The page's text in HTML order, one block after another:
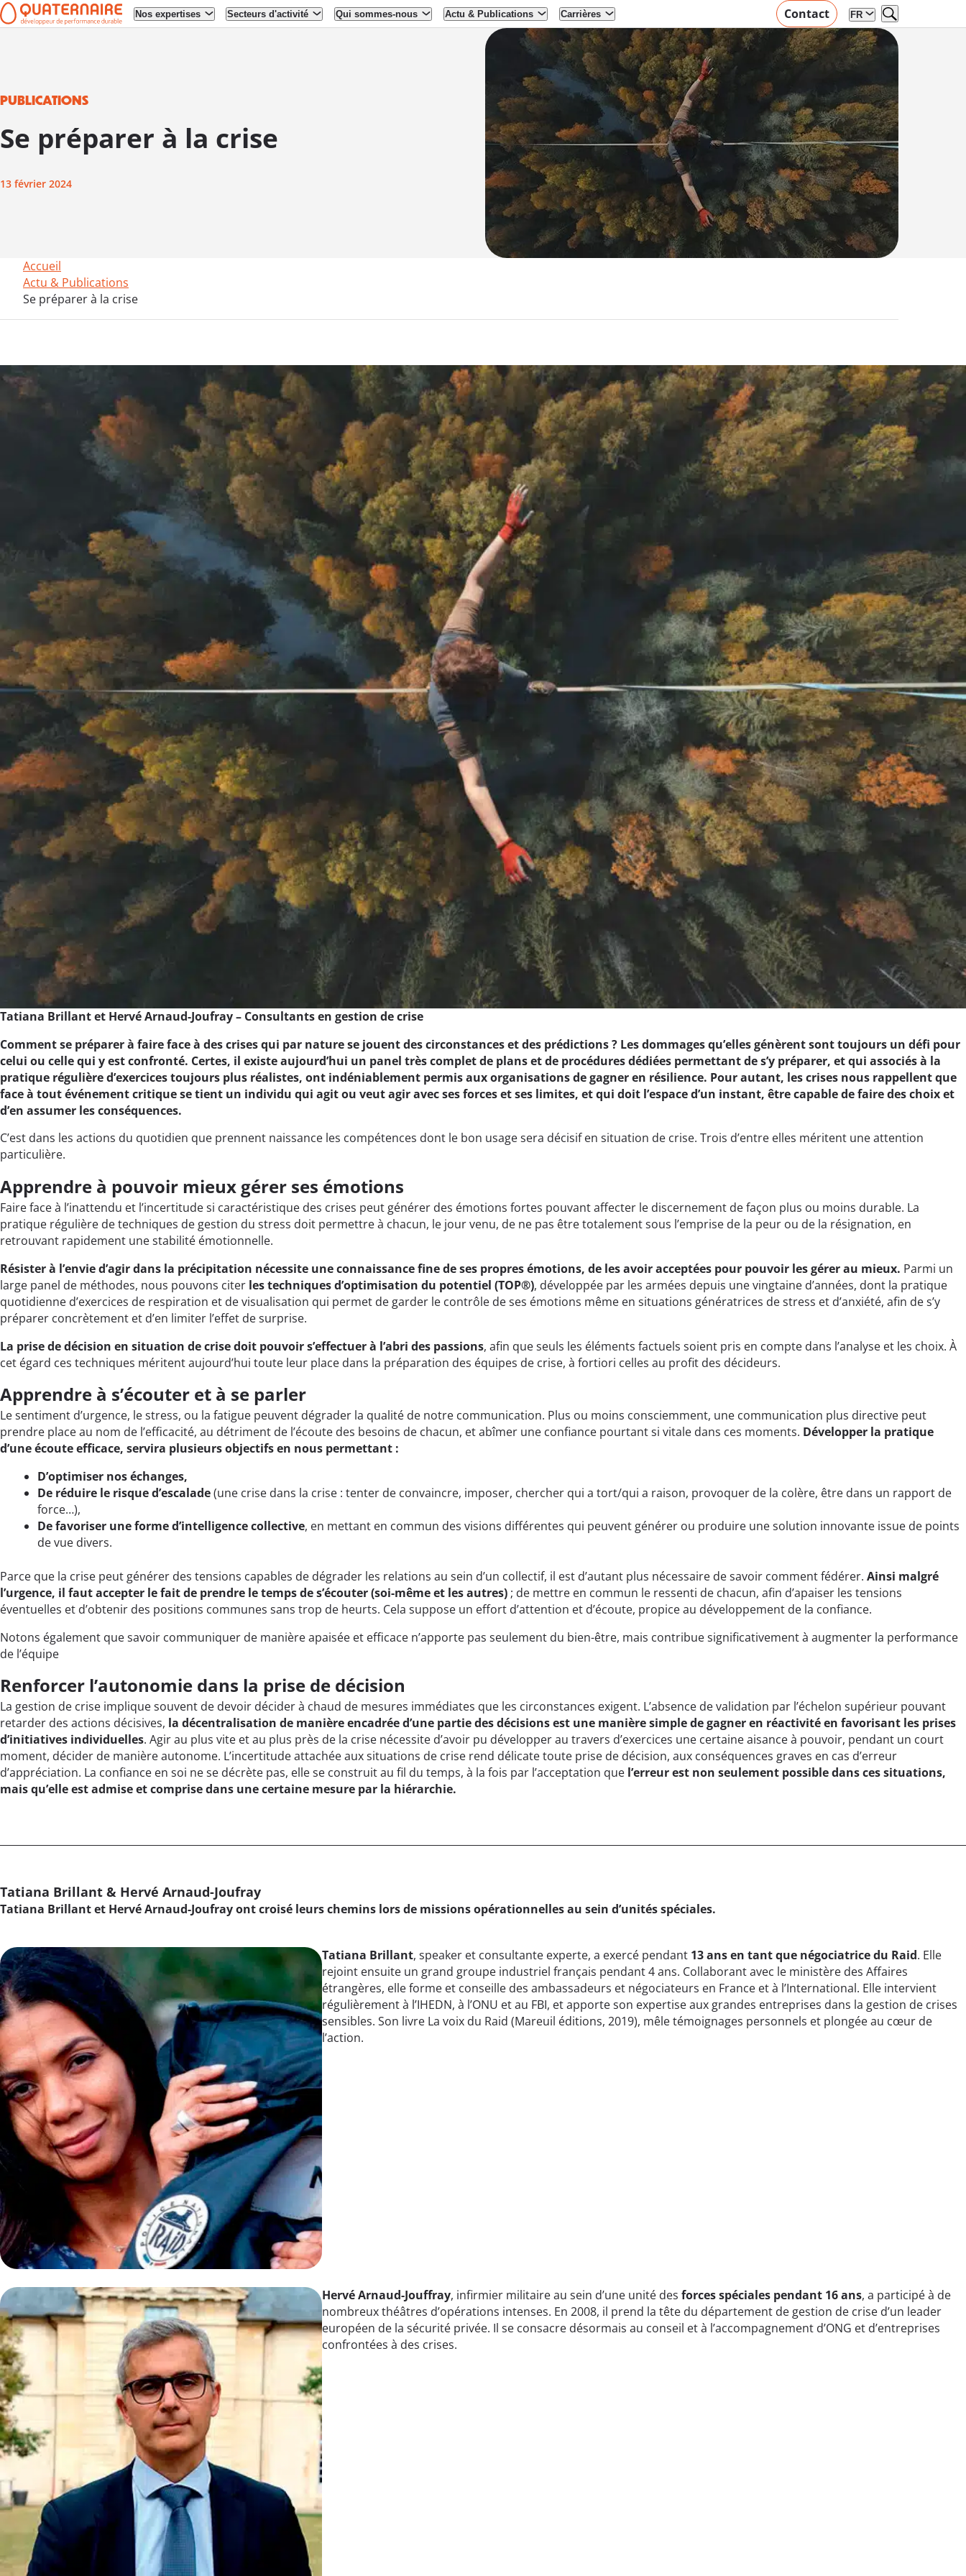
Aller à la
Aller au
Nos expertises Secteurs d'activité Qui sommes-nous Actu & Publications Carrières Contact FR
PUBLICATIONS
Se préparer à la crise
13 février 2024
Accueil
Actu & Publications
Se préparer à la crise
Tatiana Brillant et Hervé Arnaud-Joufray – Consultants en gestion de crise
Comment se préparer à faire face à des crises qui par nature se jouent des circonstances et des prédictions ? Les dommages qu’elles génèrent sont toujours un défi pour
celui ou celle qui y est confronté. Certes, il existe aujourd’hui un panel très complet de plans et de procédures dédiées permettant de s’y préparer, et qui associés à la
pratique régulière d’exercices toujours plus réalistes, ont indéniablement permis aux organisations de gagner en résilience. Pour autant, les crises nous rappellent que
face à tout événement critique se tient un individu qui agit ou veut agir avec ses forces et ses limites, et qui doit l’espace d’un instant, être capable de faire des choix et
d’en assumer les conséquences.
C’est dans les actions du quotidien que prennent naissance les compétences dont le bon usage sera décisif en situation de crise. Trois d’entre elles méritent une attention
particulière.
Apprendre à pouvoir mieux gérer ses émotions
Faire face à l’inattendu et l’incertitude si caractéristique des crises peut générer des émotions fortes pouvant affecter le discernement de façon plus ou moins durable. La
pratique régulière de techniques de gestion du stress doit permettre à chacun, le jour venu, de ne pas être totalement sous l’emprise de la peur ou de la résignation, en
retrouvant rapidement une stabilité émotionnelle.
Résister à l’envie d’agir dans la précipitation nécessite une connaissance fine de ses propres émotions, de les avoir acceptées pour pouvoir les gérer au mieux. Parmi un
large panel de méthodes, nous pouvons citer les techniques d’optimisation du potentiel (TOP®), développée par les armées depuis une vingtaine d’années, dont la pratique
quotidienne d’exercices de respiration et de visualisation qui permet de garder le contrôle de ses émotions même en situations génératrices de stress et d’anxiété, afin de s’y
préparer concrètement et d’en limiter l’effet de surprise.
La prise de décision en situation de crise doit pouvoir s’effectuer à l’abri des passions, afin que seuls les éléments factuels soient pris en compte dans l’analyse et les choix. À
cet égard ces techniques méritent aujourd’hui toute leur place dans la préparation des équipes de crise, à fortiori celles au profit des décideurs.
Apprendre à s’écouter et à se parler
Le sentiment d’urgence, le stress, ou la fatigue peuvent dégrader la qualité de notre communication. Plus ou moins consciemment, une communication plus directive peut
prendre place au nom de l’efficacité, au détriment de l’écoute des besoins de chacun, et abîmer une confiance pourtant si vitale dans ces moments. Développer la pratique
d’une écoute efficace, servira plusieurs objectifs en nous permettant :
D’optimiser nos échanges,
De réduire le risque d’escalade(une crise dans la crise : tenter de convaincre, imposer, chercher qui a tort/qui a raison, provoquer de la colère, être dans un rapport de
force…),
De favoriser une forme d’intelligence collective, en mettant en commun des visions différentes qui peuvent générer ou produire une solution innovante issue de points
de vue divers.
Parce que la crise peut générer des tensions capables de dégrader les relations au sein d’un collectif, il est d’autant plus nécessaire de savoir comment fédérer. Ainsi malgré
l’urgence, il faut accepter le fait de prendre le temps de s’écouter (soi-même et les autres) ; de mettre en commun le ressenti de chacun, afin d’apaiser les tensions
éventuelles et d’obtenir des positions communes sans trop de heurts. Cela suppose un effort d’attention et d’écoute, propice au développement de la confiance.
Notons également que savoir communiquer de manière apaisée et efficace n’apporte pas seulement du bien-être, mais contribue significativement à augmenter la performance
de l’équipe
Renforcer l’autonomie dans la prise de décision
La gestion de crise implique souvent de devoir décider à chaud de mesures immédiates que les circonstances exigent. L’absence de validation par l’échelon supérieur pouvant
retarder des actions décisives, la décentralisation de manière encadrée d’une partie des décisions est une manière simple de gagner en réactivité en favorisant les prises
d’initiatives individuelles. Agir au plus vite et au plus près de la crise nécessite d’avoir pu développer au travers d’exercices une certaine aisance à pouvoir, pendant un court
moment, décider de manière autonome. L’incertitude attachée aux situations de crise rend délicate toute prise de décision, aux conséquences graves en cas d’erreur
d’appréciation. La confiance en soi ne se décrète pas, elle se construit au fil du temps, à la fois par l’acceptation que l’erreur est non seulement possible dans ces situations,
mais qu’elle est admise et comprise dans une certaine mesure par la hiérarchie.
Tatiana Brillant & Hervé Arnaud-Joufray
Tatiana Brillant et Hervé Arnaud-Joufray ont croisé leurs chemins lors de missions opérationnelles au sein d’unités spéciales.
Tatiana Brillant, speaker et consultante experte, a exercé pendant 13 ans en tant que négociatrice du Raid. Elle
rejoint ensuite un grand groupe industriel français pendant 4 ans. Collaborant avec le ministère des Affaires
étrangères, elle forme et conseille des ambassadeurs et négociateurs en France et à l’International. Elle intervient
régulièrement à l’IHEDN, à l’ONU et au FBI, et apporte son expertise aux grandes entreprises dans la gestion de crises
sensibles. Son livre La voix du Raid (Mareuil éditions, 2019), mêle témoignages personnels et plongée au cœur de
l’action.
Hervé Arnaud-Jouffray, infirmier militaire au sein d’une unité des forces spéciales pendant 16 ans, a participé à de
nombreux théâtres d’opérations intenses. En 2008, il prend la tête du département de gestion de crise d’un leader
européen de la sécurité privée. Il se consacre désormais au conseil et à l’accompagnement d’ONG et d’entreprises
confrontées à des crises.